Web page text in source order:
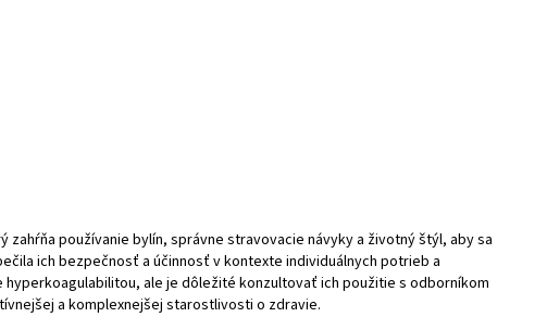
používanie bylín, správne stravovacie návyky a životný štýl, aby sa
ich bezpečnosť a účinnosť v kontexte individuálnych potrieb a
ale je dôležité konzultovať ich použitie s odborníkom
a komplexnejšej starostlivosti o zdravie.